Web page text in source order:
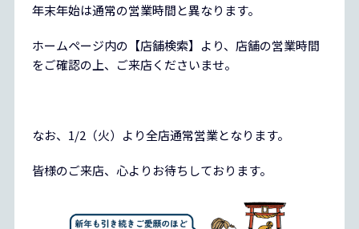
年末年始は通常の営業時間と異なります。
ホームページ内の【店舗検索】より、店舗の営業時間
をご確認の上、ご来店くださいませ。
なお、1/2（火）より全店通常営業となります。
皆様のご来店、心よりお待ちしております。